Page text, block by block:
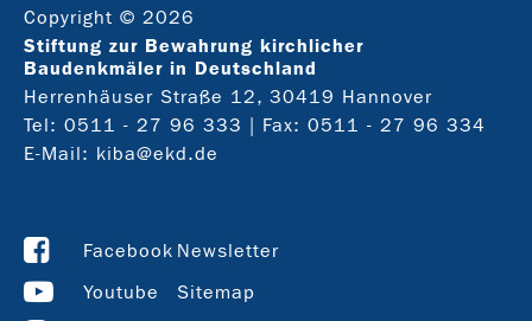
Copyright © 2026
Stiftung zur Bewahrung kirchlicher
Baudenkmäler in Deutschland
Herrenhäuser Straße 12, 30419 Hannover
Tel: 0511 - 27 96 333
| Fax: 0511 - 27 96 334
E-Mail: kiba@ekd.de
Facebook
Youtube
Newsletter
Sitemap